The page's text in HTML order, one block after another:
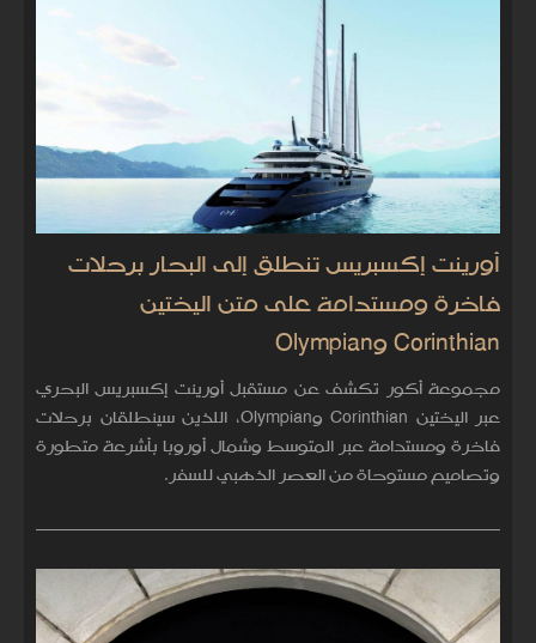
أورينت إكسبريس تنطلق إلى البحار برحلات
فاخرة ومستدامة على متن اليختين
Corinthian وOlympian
مجموعة أكور تكشف عن مستقبل أورينت إكسبريس البحري
عبر اليختين Corinthian وOlympian، اللذين سينطلقان برحلات
فاخرة ومستدامة عبر المتوسط وشمال أوروبا بأشرعة متطورة
وتصاميم مستوحاة من العصر الذهبي للسفر.